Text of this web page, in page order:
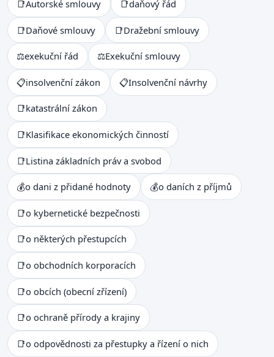
📑Autorské smlouvy 📑daňový řád
📑Daňové smlouvy 📑Dražební smlouvy
⚖exekuční řád ⚖Exekuční smlouvy
📋insolvenční zákon 📋Insolvenční návrhy
📑katastrální zákon
📑Klasifikace ekonomických činností
📑Listina základních práv a svobod
💰o dani z přidané hodnoty 💰o daních z příjmů
📑o kybernetické bezpečnosti
📑o některých přestupcích
📑o obchodních korporacích
📑o obcích (obecní zřízení)
📑o ochraně přírody a krajiny
📑o odpovědnosti za přestupky a řízení o nich